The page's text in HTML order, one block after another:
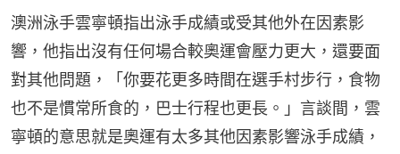
澳洲泳手雲寧頓指出泳手成績或受其他外在因素影
響，他指出沒有任何場合較奧運會壓力更大，還要面
對其他問題，「你要花更多時間在選手村步行，食物
也不是慣常所食的，巴士行程也更長。」言談間，雲
寧頓的意思就是奧運有太多其他因素影響泳手成績，